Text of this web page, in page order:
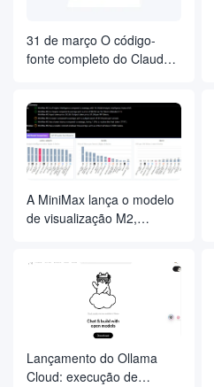
31 de março O código-
fonte completo do Claude
foram baixadas na Web
A MiniMax lança o modelo
de visualização M2,
de programação e agentes
Lançamento do Ollama
Cloud: execução de